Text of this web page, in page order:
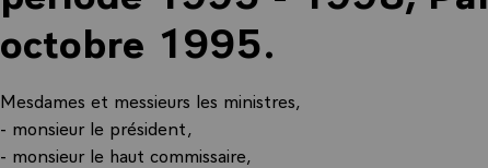
octobre 1995.
Mesdames et messieurs les ministres,
- monsieur le président,
- monsieur le haut commissaire,